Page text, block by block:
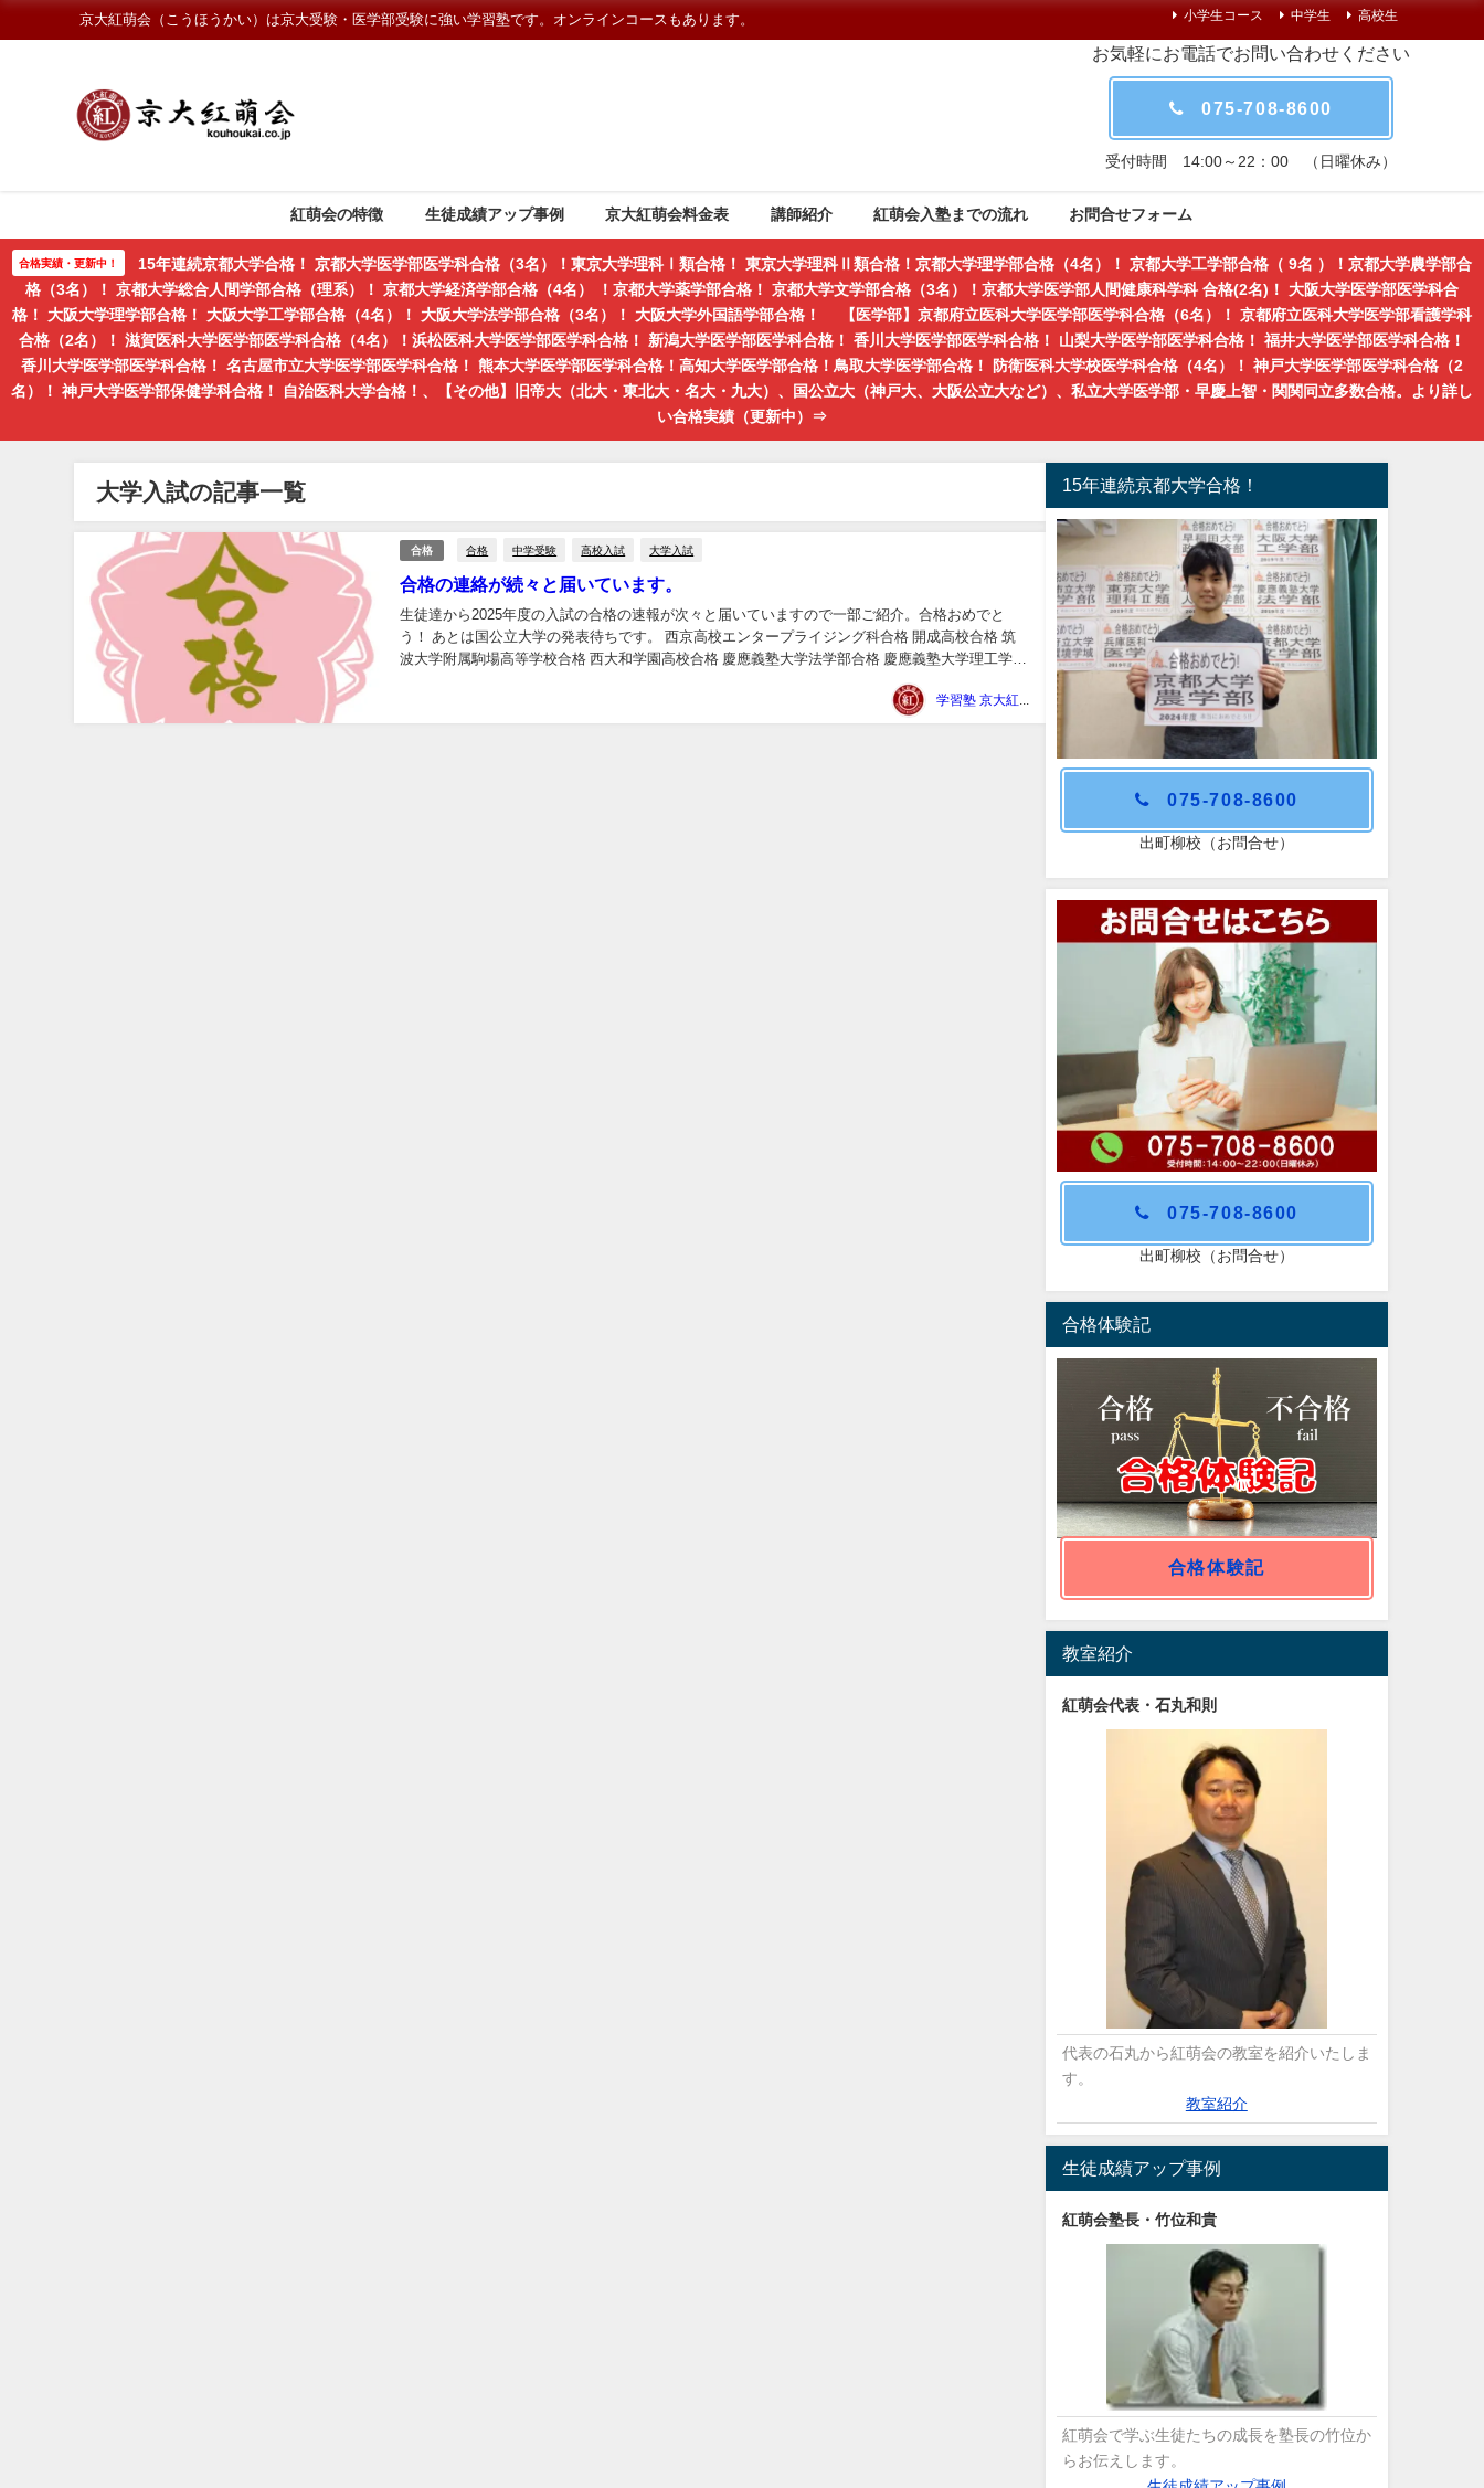
京大紅萌会（こうほうかい）は京大受験・医学部受験に強い学習塾です。オンラインコースもあります。 小学生コース 中学生 高校生
お気軽にお電話でお問い合わせください
075-708-8600
受付時間 14:00～22：00 （日曜休み）
紅萌会の特徴 生徒成績アップ事例 京大紅萌会料金表 講師紹介 紅萌会入塾までの流れ お問合せフォーム
合格実績・更新中！
15年連続京都大学合格！ 京都大学医学部医学科合格（3名）！東京大学理科Ⅰ類合格！ 東京大学理科Ⅱ類合格！京都大学理学部合格（4名）！ 京都大学工学部合格（ 9名 ）！京都大学農学部合
格（3名）！ 京都大学総合人間学部合格（理系）！ 京都大学経済学部合格（4名） ！京都大学薬学部合格！ 京都大学文学部合格（3名）！京都大学医学部人間健康科学科 合格(2名)！ 大阪大学医学部医学科合
格！ 大阪大学理学部合格！ 大阪大学工学部合格（4名）！ 大阪大学法学部合格（3名）！ 大阪大学外国語学部合格！ 【医学部】京都府立医科大学医学部医学科合格（6名）！ 京都府立医科大学医学部看護学科
合格（2名）！ 滋賀医科大学医学部医学科合格（4名）！浜松医科大学医学部医学科合格！ 新潟大学医学部医学科合格！ 香川大学医学部医学科合格！ 山梨大学医学部医学科合格！ 福井大学医学部医学科合格！
香川大学医学部医学科合格！ 名古屋市立大学医学部医学科合格！ 熊本大学医学部医学科合格！高知大学医学部合格！鳥取大学医学部合格！ 防衛医科大学校医学科合格（4名）！ 神戸大学医学部医学科合格（2
名）！ 神戸大学医学部保健学科合格！ 自治医科大学合格！、【その他】旧帝大（北大・東北大・名大・九大）、国公立大（神戸大、大阪公立大など）、私立大学医学部・早慶上智・関関同立多数合格。より詳し
い合格実績（更新中）⇒
大学入試の記事一覧
合格 合格 中学受験 高校入試 大学入試
合格の連絡が続々と届いています。
生徒達から2025年度の入試の合格の速報が次々と届いていますので一部ご紹介。合格おめでと
う！ あとは国公立大学の発表待ちです。 西京高校エンタープライジング科合格 開成高校合格 筑
波大学附属駒場高等学校合格 西大和学園高校合格 慶應義塾大学法学部合格 慶應義塾大学理工学部
15年連続京都大学合格！
075-708-8600
出町柳校（お問合せ）
075-708-8600
出町柳校（お問合せ）
合格体験記
合格体験記
教室紹介
紅萌会代表・石丸和則
代表の石丸から紅萌会の教室を紹介いたしま
す。
教室紹介
生徒成績アップ事例
紅萌会塾長・竹位和貴
紅萌会で学ぶ生徒たちの成長を塾長の竹位か
らお伝えします。